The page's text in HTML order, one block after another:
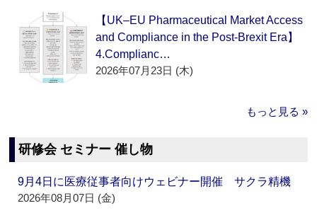
【UK–EU Pharmaceutical Market Access
and Compliance in the Post-Brexit Era】
4.Complianc…
2026年07月23日 (木)
もっと見る »
研修会 セミナー 催し物
9月4日に医療従事者向けウェビナー開催 サクラ精機
2026年08月07日 (金)